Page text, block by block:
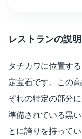
レストランの説明
タチカワに位置す
定宝石です。この
ぞれの特定の部分
準備されている黒
とに誇りを持って